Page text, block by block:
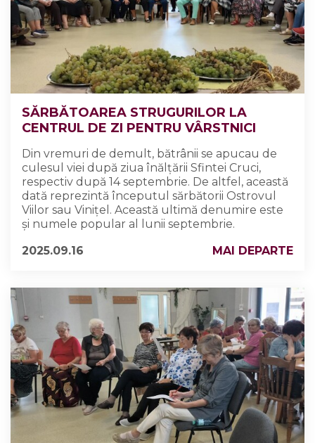
SĂRBĂTOAREA STRUGURILOR LA
CENTRUL DE ZI PENTRU VÂRSTNICI
Din vremuri de demult, bătrânii se apucau de
culesul viei după ziua înălțării Sfintei Cruci,
respectiv după 14 septembrie. De altfel, această
dată reprezintă începutul sărbătorii Ostrovul
Viilor sau Vinițel. Această ultimă denumire este
și numele popular al lunii septembrie.
2025.09.16
MAI DEPARTE